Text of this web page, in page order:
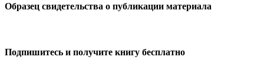
Образец свидетельства о публикации материала
Подпишитесь и получите книгу бесплатно